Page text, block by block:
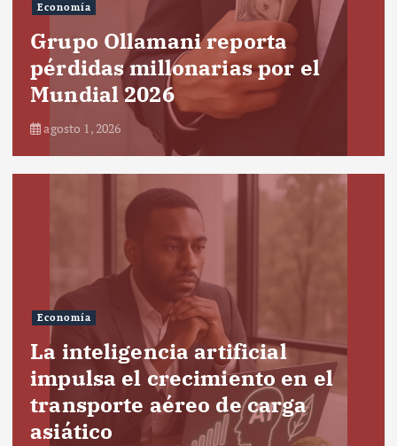
Economía
Grupo Ollamani reporta
pérdidas millonarias por el
Mundial 2026
agosto 1, 2026
Economía
La inteligencia artificial
impulsa el crecimiento en el
transporte aéreo de carga
asiático